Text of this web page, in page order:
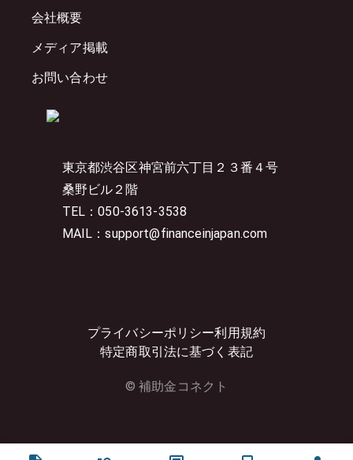
東京都渋谷区神宮前六丁目２３番４号
桑野ビル２階
TEL：050-3613-3538
MAIL：support@financeinjapan.com
プライバシーポリシー利用規約
特定商取引法に基づく表記
© 補助金コネクト
会社概要
メディア掲載
お問い合わせ